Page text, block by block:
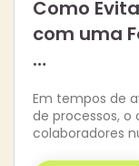
Como
com uma
…
Em tempos de
de processos, o
colaboradores